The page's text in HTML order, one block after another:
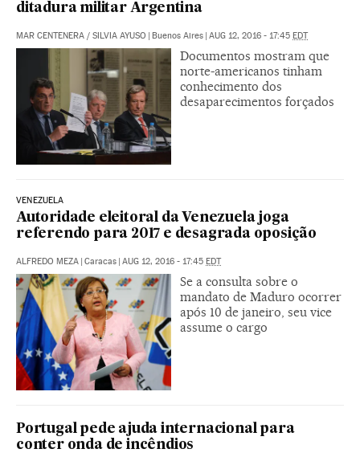
ditadura militar Argentina
MAR CENTENERA / SILVIA AYUSO | Buenos Aires | AUG 12, 2016 - 17:45 EDT
Documentos mostram que
norte-americanos tinham
conhecimento dos
desaparecimentos forçados
VENEZUELA
Autoridade eleitoral da Venezuela joga
referendo para 2017 e desagrada oposição
ALFREDO MEZA | Caracas | AUG 12, 2016 - 17:45 EDT
Se a consulta sobre o
mandato de Maduro ocorrer
após 10 de janeiro, seu vice
assume o cargo
Portugal pede ajuda internacional para
conter onda de incêndios